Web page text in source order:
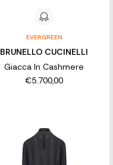
EVERGREEN
BRUNELLO CUCINELLI
Giacca In Cashmere
€5.700,00